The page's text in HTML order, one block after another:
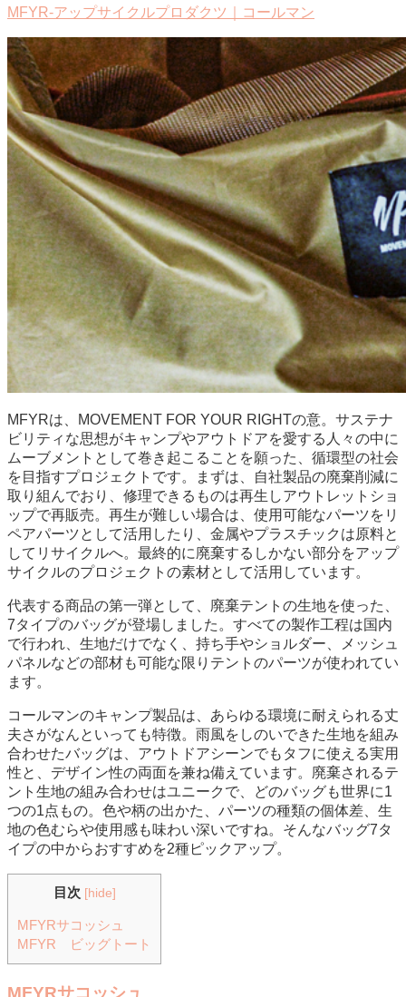
MFYR-アップサイクルプロダクツ｜コールマン
MFYRは、MOVEMENT FOR YOUR RIGHTの意。サステナ
ビリティな思想がキャンプやアウトドアを愛する人々の中に
ムーブメントとして巻き起こることを願った、循環型の社会
を目指すプロジェクトです。まずは、自社製品の廃棄削減に
取り組んでおり、修理できるものは再生しアウトレットショ
ップで再販売。再生が難しい場合は、使用可能なパーツをリ
ペアパーツとして活用したり、金属やプラスチックは原料と
してリサイクルへ。最終的に廃棄するしかない部分をアップ
サイクルのプロジェクトの素材として活用しています。
代表する商品の第一弾として、廃棄テントの生地を使った、
7タイプのバッグが登場しました。すべての製作工程は国内
で行われ、生地だけでなく、持ち手やショルダー、メッシュ
パネルなどの部材も可能な限りテントのパーツが使われてい
ます。
コールマンのキャンプ製品は、あらゆる環境に耐えられる丈
夫さがなんといっても特徴。雨風をしのいできた生地を組み
合わせたバッグは、アウトドアシーンでもタフに使える実用
性と、デザイン性の両面を兼ね備えています。廃棄されるテ
ント生地の組み合わせはユニークで、どのバッグも世界に1
つの1点もの。色や柄の出かた、パーツの種類の個体差、生
地の色むらや使用感も味わい深いですね。そんなバッグ7タ
イプの中からおすすめを2種ピックアップ。
目次 [hide]
MFYRサコッシュ
MFYR ビッグトート
MFYRサコッシュ